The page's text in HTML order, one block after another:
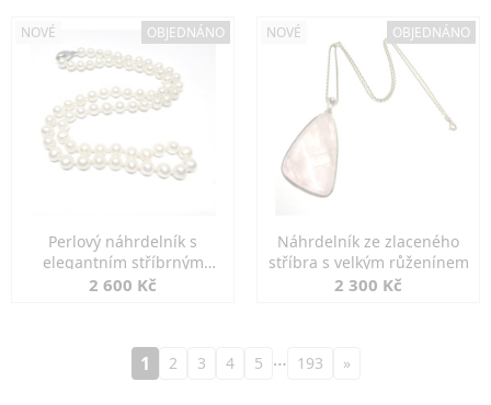
NOVÉ OBJEDNÁNO
Perlový náhrdelník s
elegantním stříbrným
zapínáním
2 600 Kč
NOVÉ OBJEDNÁNO
Náhrdelník ze zlaceného
stříbra s velkým růženínem
2 300 Kč
1 2 3 4 5 … 193 »